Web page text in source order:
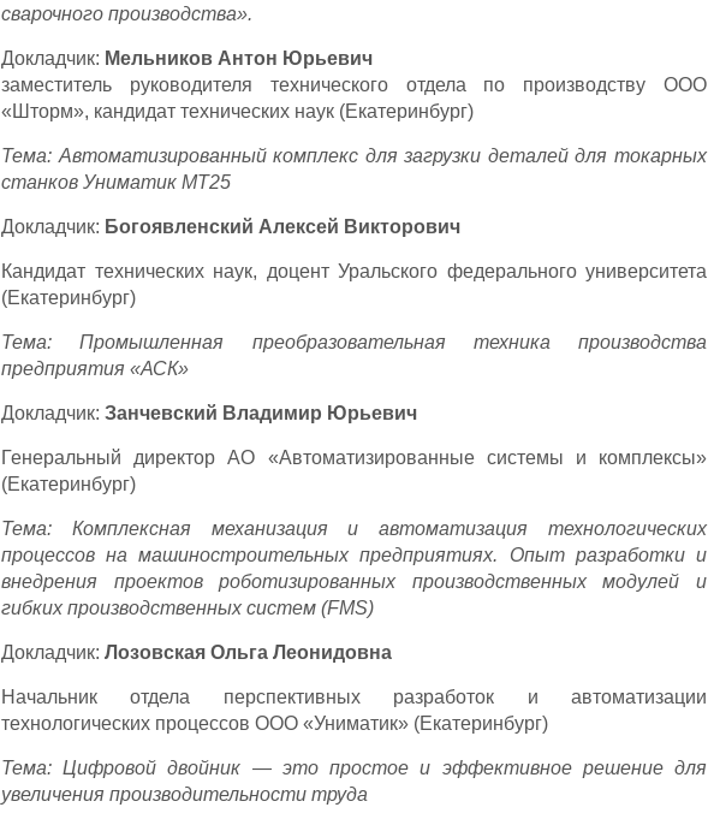
сварочного производства».
Докладчик: Мельников Антон Юрьевич
заместитель руководителя технического отдела по производству ООО
«Шторм», кандидат технических наук (Екатеринбург)
Тема: Автоматизированный комплекс для загрузки деталей для токарных
станков Униматик МТ25
Докладчик: Богоявленский Алексей Викторович
Кандидат технических наук, доцент Уральского федерального университета
(Екатеринбург)
Тема: Промышленная преобразовательная техника производства
предприятия «АСК»
Докладчик: Занчевский Владимир Юрьевич
Генеральный директор АО «Автоматизированные системы и комплексы»
(Екатеринбург)
Тема: Комплексная механизация и автоматизация технологических
процессов на машиностроительных предприятиях. Опыт разработки и
внедрения проектов роботизированных производственных модулей и
гибких производственных систем (FMS)
Докладчик: Лозовская Ольга Леонидовна
Начальник отдела перспективных разработок и автоматизации
технологических процессов ООО «Униматик» (Екатеринбург)
Тема: Цифровой двойник — это простое и эффективное решение для
увеличения производительности труда